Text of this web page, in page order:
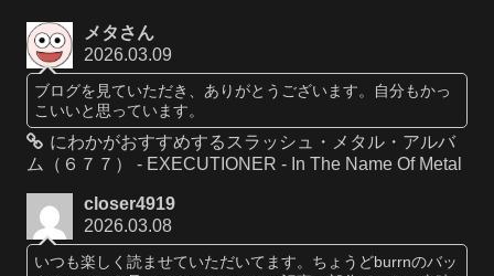
メタさん
2026.03.09
ブログを見ていただき、ありがとうございます。自分もかっ
こいいと思っています。
にわかがおすすめするスラッシュ・メタル・アルバ
ム（６７７） - EXECUTIONER - In The Name Of Metal
closer4919
2026.03.08
いつも楽しく読ませていただいてます。ちょうどburrnのバッ